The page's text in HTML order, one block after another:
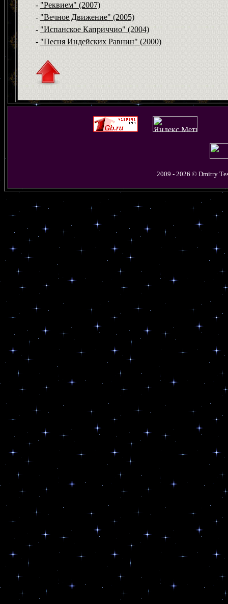
- "Реквием" (2007)
- "Вечное Движение" (2005)
- "Испанское Каприччио" (2004)
- "Песня Индейских Равнин" (2000)
2009 - 2026 © Dmitry T